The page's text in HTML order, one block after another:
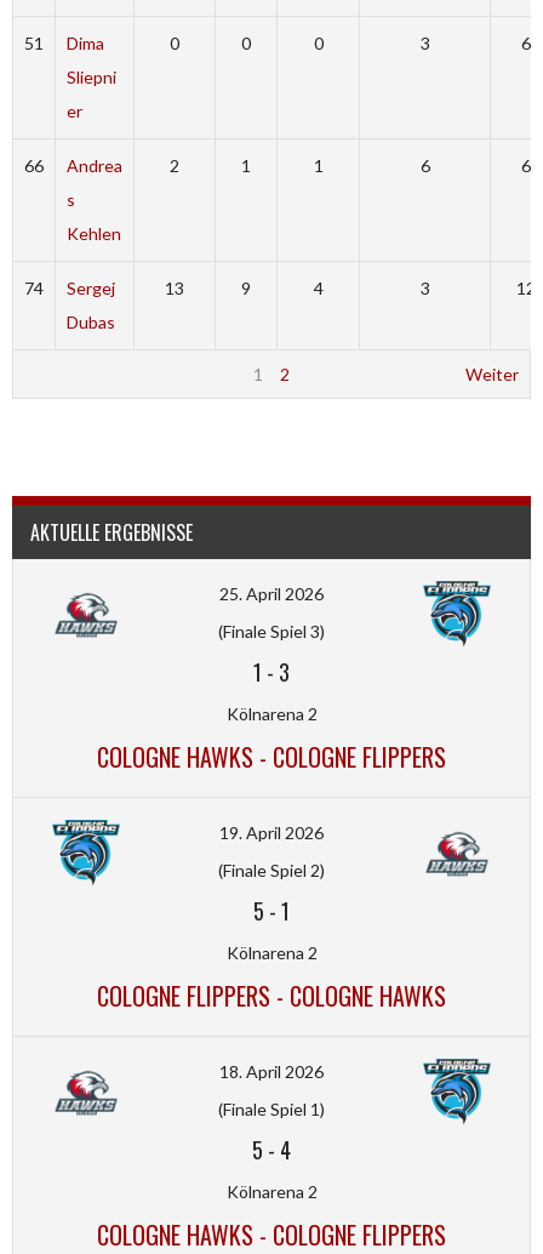
51
Dima
Sliepni
er
0 0 0 3 6
66
Andrea
s
Kehlen
2 1 1 6 6
74
Sergej
Dubas
13 9 4 3 12
1 2 Weiter
AKTUELLE ERGEBNISSE
25. April 2026
(Finale Spiel 3)
1 - 3
Kölnarena 2
COLOGNE HAWKS - COLOGNE FLIPPERS
19. April 2026
(Finale Spiel 2)
5 -1
Kölnarena 2
COLOGNE FLIPPERS - COLOGNE HAWKS
18. April 2026
(Finale Spiel 1)
5 - 4
Kölnarena 2
COLOGNE HAWKS - COLOGNE FLIPPERS